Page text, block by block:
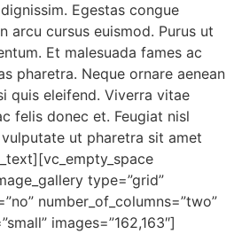
Egestas congue
arcu cursus euismod. Purus ut
Et malesuada fames ac
pharetra. Neque ornare aenean
quis eleifend. Viverra vitae
felis donec et. Feugiat nisl
ut pharetra sit amet
type=”grid”
number_of_columns=”two”
images=”162,163″]